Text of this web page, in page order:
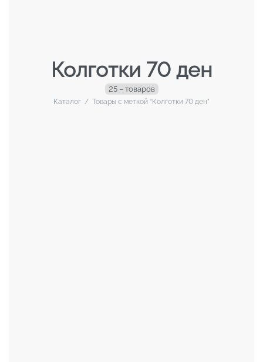
Колготки 70 ден
25 – товаров
Каталог / Товары с меткой “Колготки 70 ден”